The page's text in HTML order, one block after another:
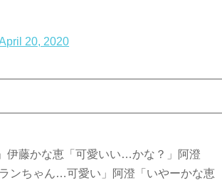
20, 2020
伊藤かな恵「可愛いい…かな？」阿澄
ンちゃん…可愛い」阿澄「いやーかな恵